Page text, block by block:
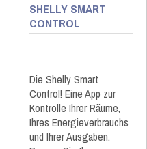
SHELLY SMART
CONTROL
Die Shelly Smart
Control! Eine App zur
Kontrolle Ihrer Räume,
Ihres Energieverbrauchs
und Ihrer Ausgaben.